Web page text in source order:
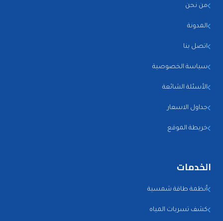
من نحن
المدونة
اتصل بنا
سياسة الخصوصية
الأسئلة الشائعة
جداول الاسعار
خريطة الموقع
الخدمات
أنظمة طاقة شمسية
كشف تسربات المياه